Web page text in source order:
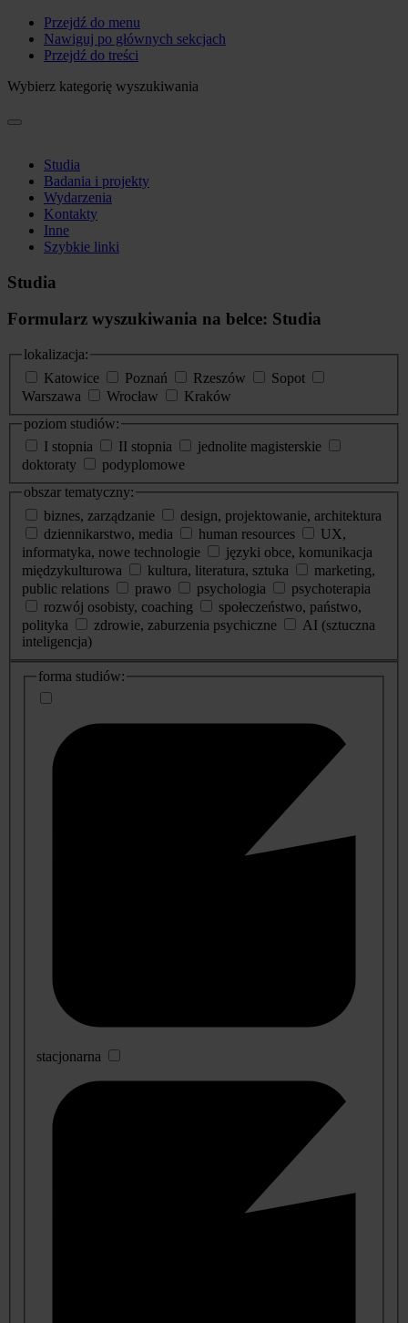
Przejdź do menu
Nawiguj po głównych sekcjach
Przejdź do treści
Wybierz kategorię wyszukiwania
Studia
Badania i projekty
Wydarzenia
Kontakty
Inne
Szybkie linki
Studia
Formularz wyszukiwania na belce: Studia
lokalizacja:
Katowice
Poznań Rzeszów
Sopot
Warszawa
Wrocław
Kraków
poziom studiów:
I stopnia
II stopnia
jednolite magisterskie
doktoraty
podyplomowe
obszar tematyczny:
biznes, zarządzanie
design, projektowanie, architektura
dziennikarstwo, media
human resources
UX,
informatyka, nowe technologie
języki obce, komunikacja
międzykulturowa
kultura, literatura, sztuka
marketing,
public relations
prawo psychologia
psychoterapia
rozwój osobisty, coaching
społeczeństwo, państwo,
polityka
zdrowie, zaburzenia psychiczne
AI (sztuczna
inteligencja)
dodatkowe
informacje
forma studiów:
stacjonarna